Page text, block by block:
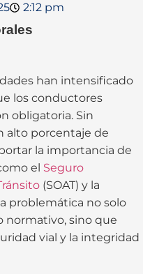
2:12 pm
han intensificado
los conductores
obligatoria. Sin
alto porcentaje de
la importancia de
el Seguro
(SOAT) y la
problemática no solo
sino que
vial y la integridad